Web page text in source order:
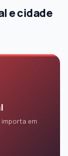
e cidade
em